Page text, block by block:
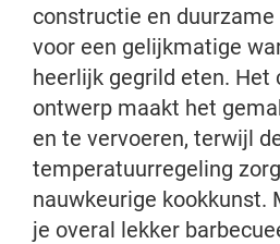
constructie en
voor een gelijkmatige
heerlijk gegrild eten. Het
ontwerp maakt het
en te vervoeren, terwijl
temperatuurregeling
nauwkeurige kookkunst.
je overal lekker